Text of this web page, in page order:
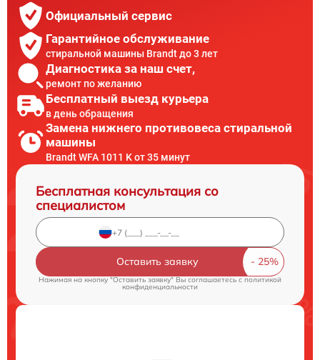
Официальный сервис
Гарантийное обслуживание
стиральной машины Brandt до 3 лет
Диагностика за наш счет,
ремонт по желанию
Бесплатный выезд курьера
в день обращения
Замена нижнего противовеса стиральной
машины
Brandt WFA 1011 K от 35 минут
Бесплатная консультация со
специалистом
Оставить заявку
Нажимая на кнопку "Оставить заявку" Вы соглашаетесь cполитикой
конфиденциальности